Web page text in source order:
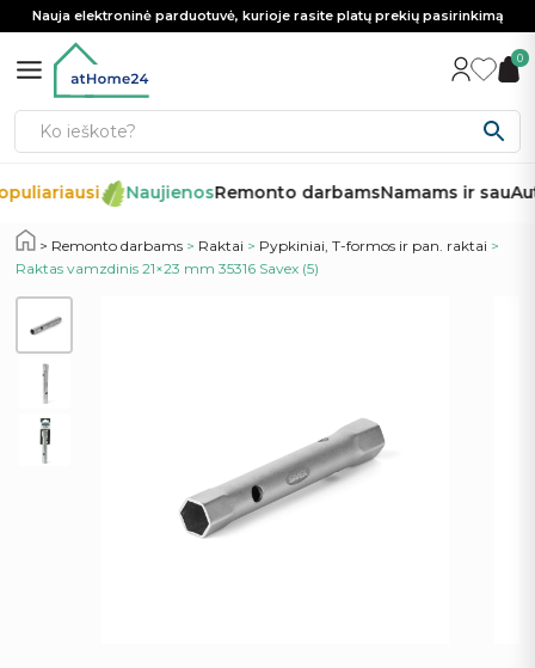
Nauja elektroninė parduotuvė, kurioje rasite platų prekių pasirinkimą
0
NaujienosRemonto darbamsNamams ir sau
Remonto darbams > Raktai > Pypkiniai, T-formos ir pan. raktai >
Raktas vamzdinis 21×23 mm 35316 Savex (5)